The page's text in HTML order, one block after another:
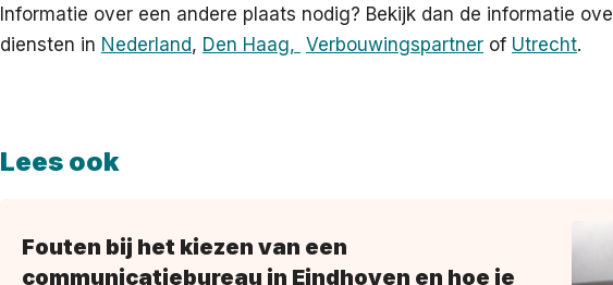
Informatie over een andere plaats nodig? Bekijk dan de informatie
diensten in Nederland, Den Haag, Verbouwingspartner of Utrecht.
Lees ook
Fouten bij het kiezen van een
communicatiebureau in Eindhoven en hoe je